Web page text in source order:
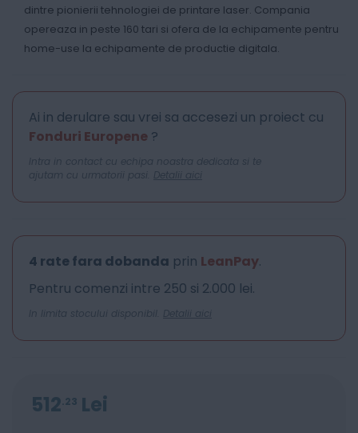
dintre pionierii tehnologiei de printare laser. Compania
opereaza in peste 160 tari si ofera de la echipamente pentru
home-use la echipamente de productie digitala.
Ai in derulare sau vrei sa accesezi un proiect cu
Fonduri Europene ?
Intra in contact cu echipa noastra dedicata si te
ajutam cu urmatorii pasi. Detalii aici
4 rate fara dobanda prin LeanPay.
Pentru comenzi intre 250 si 2.000 lei.
In limita stocului disponibil. Detalii aici
512 23 Lei